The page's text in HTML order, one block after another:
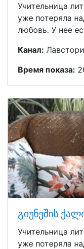
Учительница
уже потеряла
любовь. У нее
Канал:
Время показа:
გიუნეშის
Учительница
уже потеряла